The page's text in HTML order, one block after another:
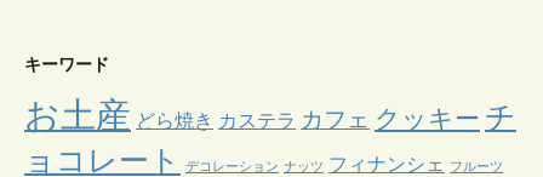
キーワード
お土産 どら焼き カステラ カフェ クッキー チ
ョコレート
デコレーション ナッツ フィナンシェ フルーツ